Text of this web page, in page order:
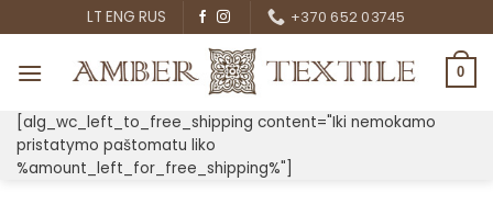
to
content
LT ENG RUS +370 652 03745
0
[alg_wc_left_to_free_shipping content="Iki nemokamo
pristatymo paštomatu liko
%amount_left_for_free_shipping%"]